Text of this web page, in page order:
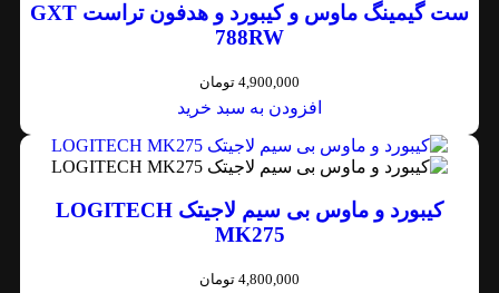
ست گیمینگ ماوس و کیبورد و هدفون تراست GXT
788RW
4,900,000 تومان
افزودن به سبد خرید
کیبورد و ماوس بی سیم لاجیتک LOGITECH
MK275
4,800,000 تومان